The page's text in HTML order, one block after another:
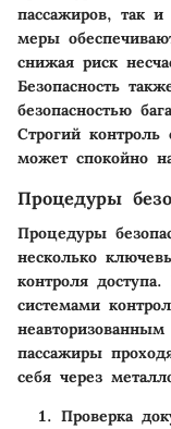
пассажиров, так и
меры
снижая риск
Безопасность
безопасностью
Строгий
может спокойно
Процедуры
Процедуры
несколько
контроля
системами
пассажиры
себя через
Проверка